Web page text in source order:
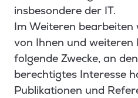
insbesondere der IT.
Im Weiteren
von Ihnen und weiteren
folgende Zwecke, an
berechtigtes Interesse
Publikationen und